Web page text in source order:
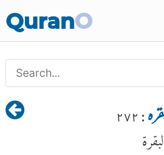
QuranO
: ۲۷۲